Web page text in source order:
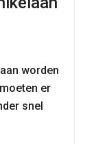
worden
er
snel